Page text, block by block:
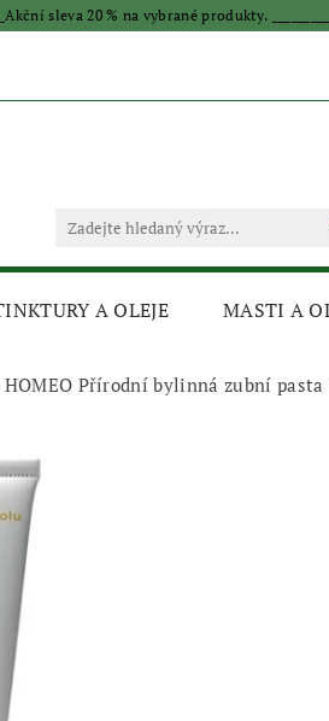
sleva 20 % na vybrané produkty.
A OLEJE MASTI A
HOMEO Přírodní bylinná zubní pasta